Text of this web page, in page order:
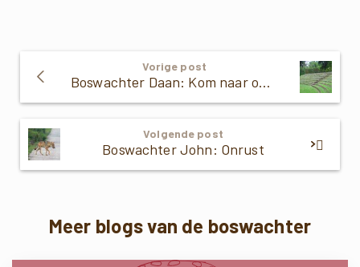
Verder
Lezen
Vorige post
Boswachter Daan: Kom naar ons herfstfeest!
Volgende post
Boswachter John: Onrust
Meer blogs van de boswachter